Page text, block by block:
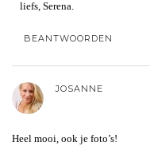
liefs, Serena.
BEANTWOORDEN
JOSANNE
Heel mooi, ook je foto’s!